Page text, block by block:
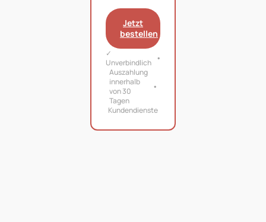
Jetzt
bestellen
✓
Unverbindlich
Auszahlung
innerhalb
von 30
Tagen
Kundendienste